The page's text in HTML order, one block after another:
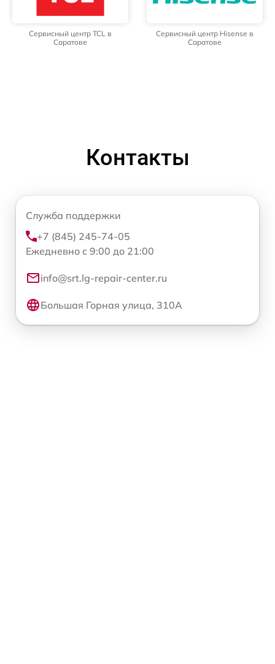
Сервисный центр TCL в
Саратове
Сервисный центр Hisense в
Саратове
Контакты
Служба поддержки
+7 (845) 245-74-05
Ежедневно с 9:00 до 21:00
info@srt.lg-repair-center.ru
Большая Горная улица, 310А